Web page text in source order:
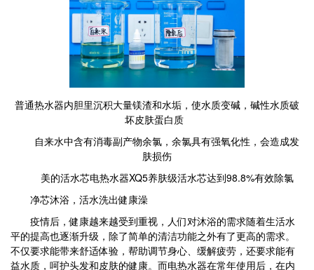
普通热水器内胆里沉积大量镁渣和水垢，使水质变碱，碱性水质破
坏皮肤蛋白质
自来水中含有消毒副产物余氯，余氯具有强氧化性，会造成发
肤损伤
美的活水芯电热水器XQ5养肤级活水芯达到98.8%有效除氯
净芯沐浴，活水洗出健康澡
疫情后，健康越来越受到重视，人们对沐浴的需求随着生活水
平的提高也逐渐升级，除了简单的清洁功能之外有了更高的需求。
不仅要求能带来舒适体验，帮助调节身心、缓解疲劳，还要求能有
益水质，呵护头发和皮肤的健康。而电热水器在常年使用后，在内